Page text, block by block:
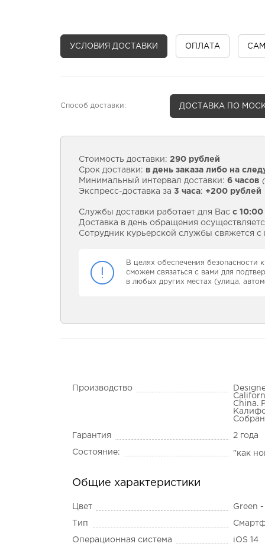
УСЛОВИЯ ДОСТАВКИ ОПЛАТА
Способ доставки: ДОСТАВКА ПО
Стоимость доставки: 290 рублей
Срок доставки: в день заказа либо на
Минимальный интервал доставки: 6 часов
Экспресс-доставка за 3 часа: +200 рублей
Службы доставки работает для Вас с
Доставка в день обращения
Сотрудник курьерской службы свяжется с
В целях обеспечения безопасности
сможем связаться с вами для
в любых других местах (улица,
Производство
China.
Гарантия 2 года
Состояние: "как
Общие характеристики
Цвет Green
Тип
Операционная система iOS 14